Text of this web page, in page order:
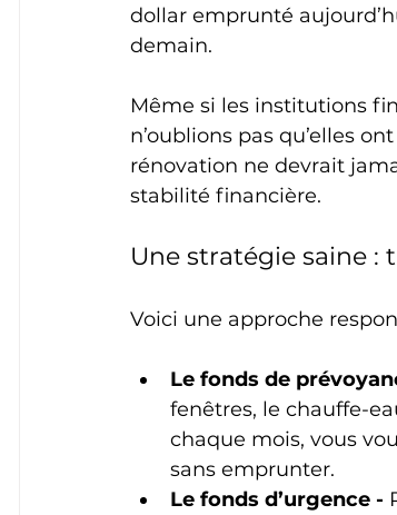
dollar emprunté
demain.
Même si les institutions
n’oublions pas qu’elles
rénovation ne devrait
stabilité financière.
Une stratégie saine :
Voici une approche
Le fonds de
fenêtres, le chauffe-
chaque mois, vous
sans emprunter.
Le fonds d’urgence -